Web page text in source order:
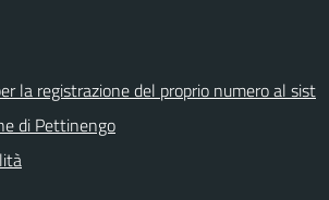
la registrazione del proprio numero al sist
di Pettinengo